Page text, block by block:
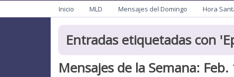
Mision de San Juan
Informacion General de la Mission
Menu
Inicio MLD Mensajes del Domingo Hora
Entradas etiquetadas con '
Mensajes de la Semana: